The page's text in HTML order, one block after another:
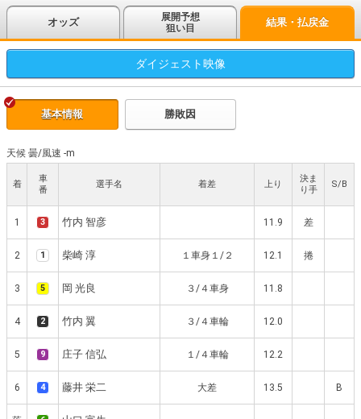
オッズ
展開予想
狙い目
結果・払戻金
ダイジェスト映像
基本情報 勝敗因
天候 曇/風速 -m
着
車
番
選手名 着差 上り
決ま
り手
S/B
1 3 竹内 智彦 11.9 差
2 1 柴崎 淳 １車身１/２ 12.1 捲
3 5 岡 光良 ３/４車身 11.8
4 2 竹内 翼 ３/４車輪 12.0
5 9 庄子 信弘 １/４車輪 12.2
6 4 藤井 栄二 大差 13.5 B